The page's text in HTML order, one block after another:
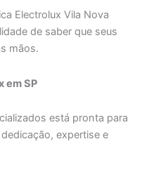
Electrolux Vila Nova
de saber que seus
mãos.
em SP
está pronta para
expertise e